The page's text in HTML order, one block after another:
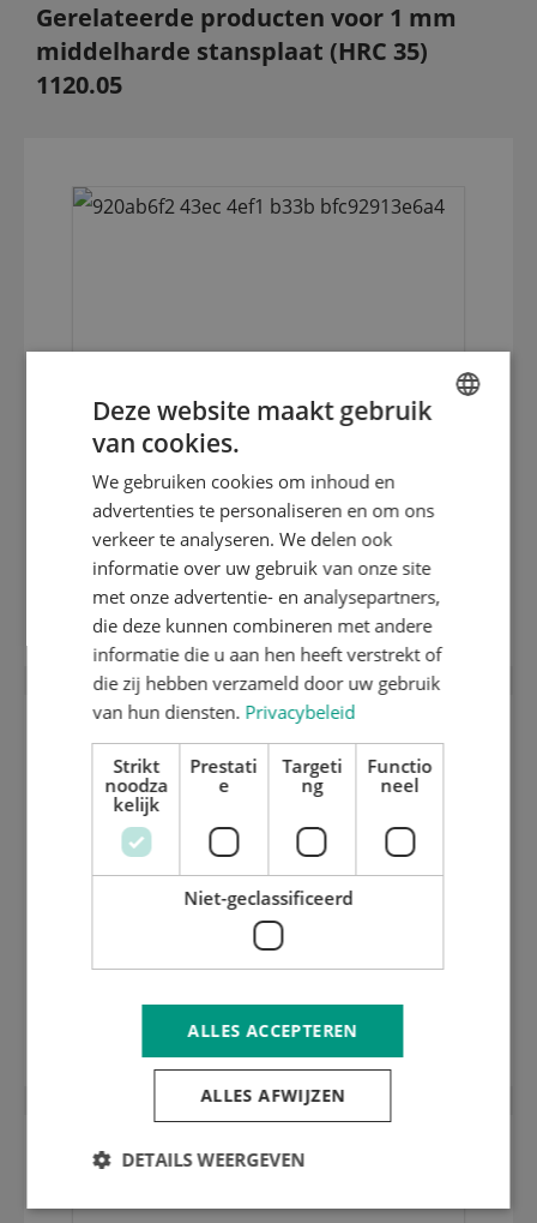
Gerelateerde producten voor 1 mm
middelharde stansplaat (HRC 35)
1120.05
Wisseltafel / chaseloader
Kunststof toestelplaat 1 mm
Deze website maakt gebruik
van cookies.
We gebruiken cookies om inhoud en
advertenties te personaliseren en om ons
verkeer te analyseren. We delen ook
informatie over uw gebruik van onze site
met onze advertentie- en analysepartners,
die deze kunnen combineren met andere
informatie die u aan hen heeft verstrekt of
die zij hebben verzameld door uw gebruik
van hun diensten. Privacybeleid
Strikt
noodza
kelijk
Prestati
e
Targeti
ng
Functio
neel
Niet-geclassificeerd
ALLES ACCEPTEREN
ALLES AFWIJZEN
DETAILS WEERGEVEN